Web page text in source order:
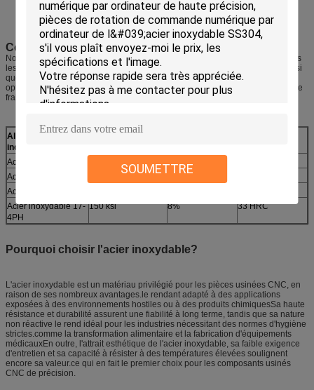
SOUMETTRE
Il est fort.
Faible coût
La partie rapide est de tourner.
Comparer les alliages d'acier inoxydable
Nous offrons une variété d'options en acier inoxydable pour répondre à toutes
les spécifications ou exigences.L'acier inoxydable 304/304L et 316/316L ainsi
que l'acier inoxydable 303 et le type 360 (17-4) se sont tous avérés être des
options de haute qualité pour les projets d'usinage CNC qui nécessitent soit le
fraisage ou le tournage.
Alliage d'acier
inoxydable
Résistance à la
Acier inoxydable 303 75 à 90 ksi 35 à 50%
Acier inoxydable 304
52%
Acier inoxydable 316
Acier inoxydable 17-
4PH
150 ksi 8% 33 HRC
Pourquoi choisir l'acier inoxydable?
L'acier inoxydable est un matériau privilégié pour les pièces usinées CNC, en
raison de ses nombreux avantages.le rendant adapté à des applications
exposées à des environnements hostiles ou à des produits chimiquesSa haute
résistance et durabilité assurent une fiabilité à long terme, tandis que sa nature
non réactive le rend idéal pour les industries nécessitant des normes d'hygiène
strictes.comme la transformation alimentaire et la fabrication d'équipements
médicauxEn outre, l'attrait esthétique de l'acier inoxydable, sa faible exigence
d'entretien et sa capacité à résister à des températures élevées soulignent
encore sa valeur.ce qui en fait le premier choix pour les composants usinés
CNC de précision.